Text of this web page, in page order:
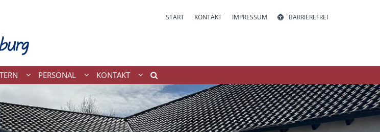
START KONTAKT IMPRESSUM BARRIEREFREI
PERSONAL KONTAKT